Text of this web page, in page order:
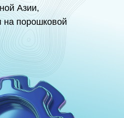
Азии,
на порошковой